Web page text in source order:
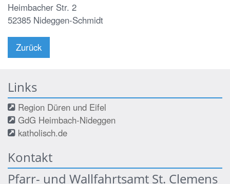
Heimbacher Str. 2
52385 Nideggen-Schmidt
Zurück
Links
Region Düren und Eifel
GdG Heimbach-Nideggen
katholisch.de
Kontakt
Pfarr- und Wallfahrtsamt St. Clemens